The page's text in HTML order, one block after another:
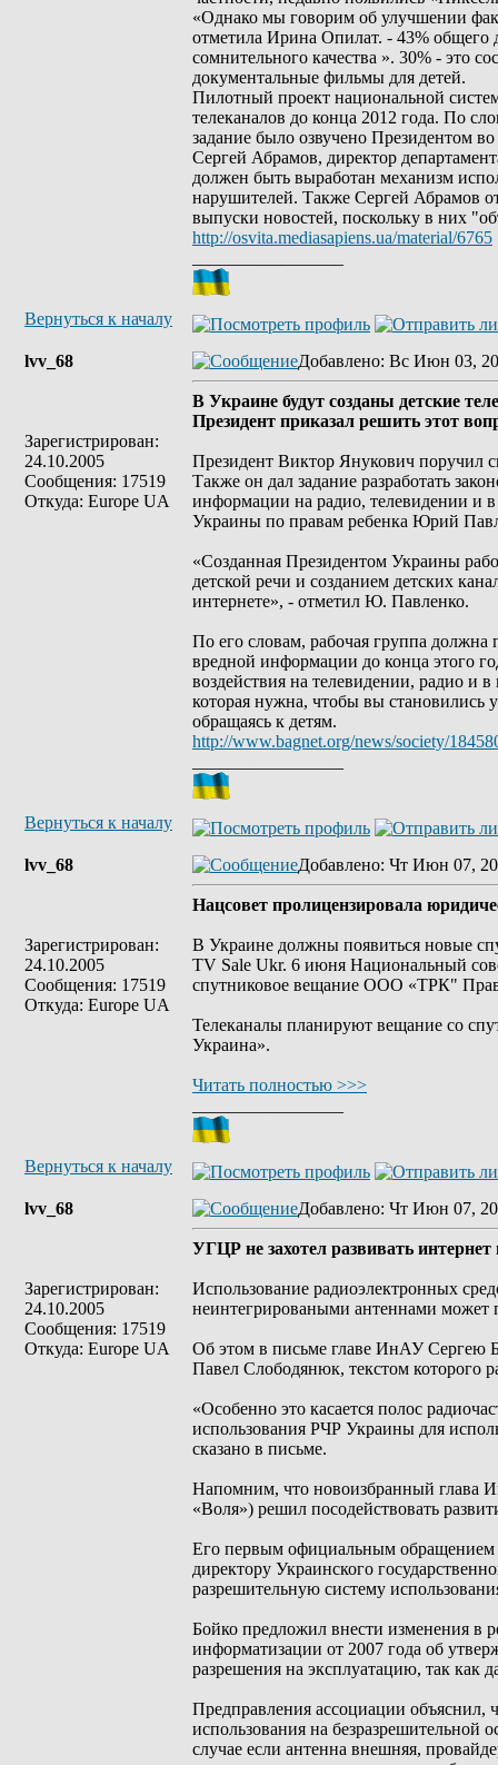
«Однако мы говорим об улучшении
отметила Ирина Опилат. - 43% общего
сомнительного качества ». 30% - это
документальные фильмы для детей.
Пилотный проект национальной
телеканалов до конца 2012 года. По
задание было озвучено Президентом
Сергей Абрамов, директор
должен быть выработан механизм
нарушителей. Также Сергей Абрамов
выпуски новостей, поскольку в них
http://osvita.mediasapiens.ua/material/6765
Вернуться к началу
lvv_68
Зарегистрирован:
24.10.2005
Сообщения: 17519
Откуда: Europe UA
Добавлено: Вс Июн 03,
В Украине будут созданы детские
Президент приказал решить этот
Президент Виктор Янукович поручил
Также он дал задание разработать
информации на радио, телевидении и
Украины по правам ребенка Юрий
«Созданная Президентом Украины
детской речи и созданием детских
интернете», - отметил Ю. Павленко.
По его словам, рабочая группа должна
вредной информации до конца этого
воздействия на телевидении, радио и
которая нужна, чтобы вы
обращаясь к детям.
http://www.bagnet.org/news/society/
Вернуться к началу
lvv_68
Зарегистрирован:
24.10.2005
Сообщения: 17519
Откуда: Europe UA
Добавлено: Чт Июн 07,
Нацсовет пролицензировала
В Украине должны появиться новые
TV Sale Ukr. 6 июня Национальный
спутниковое вещание ООО «ТРК"
Телеканалы планируют вещание со
Украина».
Читать полностью >>>
Вернуться к началу
lvv_68
Зарегистрирован:
24.10.2005
Сообщения: 17519
Откуда: Europe UA
Добавлено: Чт Июн 07,
УГЦР не захотел развивать
Использование радиоэлектронных
неинтегрироваными антеннами может
Об этом в письме главе ИнАУ Сергею
Павел Слободянюк, текстом которого
«Особенно это касается полос
использования РЧР Украины для
сказано в письме.
Напомним, что новоизбранный глава
«Воля») решил посодействовать
Его первым официальным обращением
директору Украинского
разрешительную систему
Бойко предложил внести изменения в
информатизации от 2007 года об
разрешения на эксплуатацию, так как
Предправления ассоциации объяснил,
использования на безразрешительной
случае если антенна внешняя,